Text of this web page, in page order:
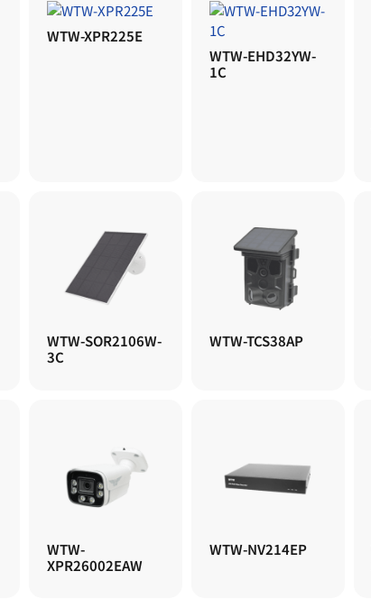
WTW-XPR225E
WTW-EHD32YW-
1C
WTW-SOR2106W-
3C
WTW-TCS38AP
WTW-
XPR26002EAW
WTW-NV214EP